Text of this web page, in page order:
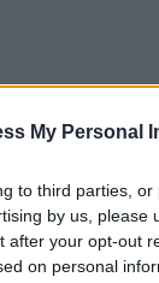
My Personal
to third parties,
by us, please
after your opt-out
on personal
(1,2